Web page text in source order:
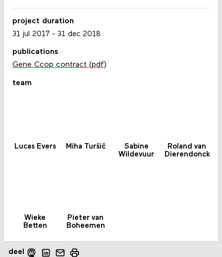
deel
project duration
31 jul 2017- 31 dec 2018
publications
Gene Ccop contract (pdf)
team
Lucas Evers Miha Turšič
Sabine
Wildevuur
Roland van
Dierendonck
Wieke
Betten
Pieter van
Boheemen